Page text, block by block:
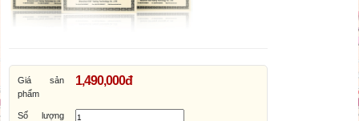
Giá sản
phẩm
1,490,000đ
Số lượng